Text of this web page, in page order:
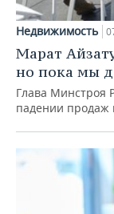
Недвижимость
Марат
но пока мы
Глава Минстроя
падении продаж